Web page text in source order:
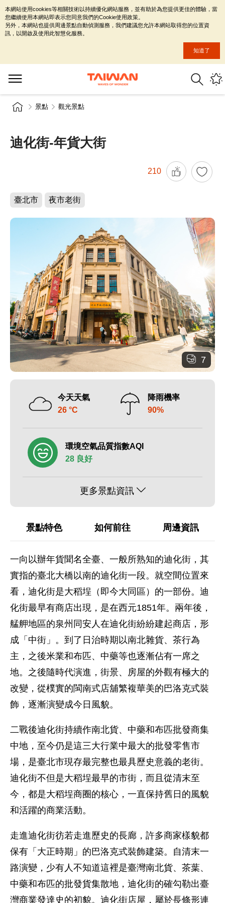
景點 觀光景點
迪化街-年貨大街
210
臺北市 夜市老街
7
今天天氣
26 °C
降雨機率
90%
環境空氣品質指數AQI
28 良好
更多景點資訊
景點特色 如何前往 周邊資訊
一向以辦年貨聞名全臺、一般所熟知的迪化街，其
實指的臺北大橋以南的迪化街一段。就空間位置來
看，迪化街是大稻埕（即今大同區）的一部份。迪
化街最早有商店出現，是在西元1851年。兩年後，
艋舺地區的泉州同安人在迪化街紛紛建起商店，形
成「中街」。到了日治時期以南北雜貨、茶行為
主，之後米業和布匹、中藥等也逐漸佔有一席之
地。之後隨時代演進，街景、房屋的外觀有極大的
改變，從樸實的閩南式店舖繁複華美的巴洛克式裝
飾，逐漸演變成今日風貌。
二戰後迪化街持續作南北貨、中藥和布匹批發商集
中地，至今仍是這三大行業中最大的批發零售市
場，是臺北市現存最完整也最具歷史意義的老街。
迪化街不但是大稻埕最早的市街，而且從清末至
今，都是大稻埕商圈的核心，一直保持舊日的風貌
和活躍的商業活動。
走進迪化街彷若走進歷史的長廊，許多商家樣貌都
保有「大正時期」的巴洛克式裝飾建築。自清末一
路演變，少有人不知道這裡是臺灣南北貨、茶葉、
中藥和布匹的批發貨集散地，迪化街的確勾勒出臺
灣商業發達史的初貌。迪化街店屋，屬於長條形連
本網站使用cookies等相關技術以持續優化網站服務，並有助於為您提供更佳的體驗，當
您繼續使用本網站即表示您同意我們的Cookie使用政策。
另外，本網站也提供周邊景點自動偵測服務，我們建議您允許本網站取得您的位置資
訊，以開啟及使用此智慧化服務。
知道了